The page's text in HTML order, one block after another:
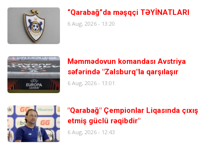
“Qarabağ”da məşqçi TƏYİNATLARI
6 Aug, 2026 - 13:20
Məmmədovun komandası Avstriya
səfərində "Zalsburq"la qarşılaşır
6 Aug, 2026 - 13:01
"Qarabağ" Çempionlar Liqasında çıxış
etmiş güclü rəqibdir"
6 Aug, 2026 - 12:43